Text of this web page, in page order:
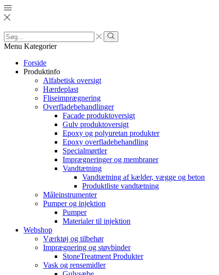
Search
input
Search
Menu Kategorier
Forside
Produktinfo
Alfabetisk oversigt
Hærdeplast
Fliseimprægnering
Overfladebehandlinger
Facade produktoversigt
Gulv produktoversigt
Epoxy og polyuretan produkter
Epoxy overfladebehandling
Specialmørtler
Imprægneringer og membraner
Vandtætning
Vandtætning af kælder, vægge og beton
Produktliste vandtætning
Måleinstrumenter
Pumper og injektion
Pumper
Materialer til injektion
Webshop
Værktøj og tilbehør
Imprægnering og støvbinder
StoneTreatment Produkter
Vask og rensemidler